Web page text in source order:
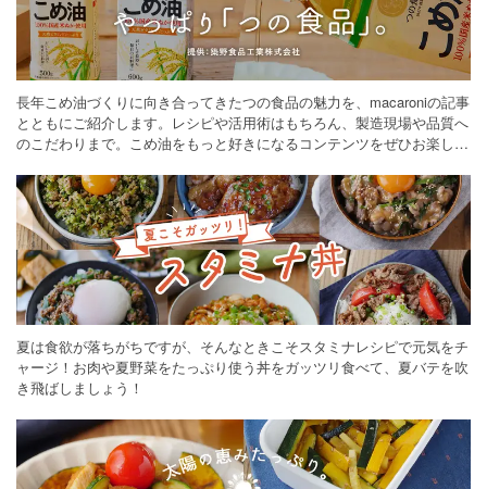
長年こめ油づくりに向き合ってきたつの食品の魅力を、macaroniの記事
とともにご紹介します。レシピや活用術はもちろん、製造現場や品質へ
のこだわりまで。こめ油をもっと好きになるコンテンツをぜひお楽しみ
夏は食欲が落ちがちですが、そんなときこそスタミナレシピで元気をチ
ャージ！お肉や夏野菜をたっぷり使う丼をガッツリ食べて、夏バテを吹
き飛ばしましょう！